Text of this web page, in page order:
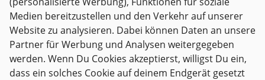
Verified buyer
Super
Widerrufsrecht
Alle Preise inkl. gesetzl. Mehrwertsteuer zzgl.Versandkosten
und ggf. Nachnahmegebühren, wenn nicht anders
Medien bereitzustellen und den Verkehr auf unserer
Website zu analysieren. Dabei können Daten an unsere
Partner für Werbung und Analysen weitergegeben
werden. Wenn Du Cookies akzeptierst, willigst Du ein,
dass ein solches Cookie auf deinem Endgerät gesetzt